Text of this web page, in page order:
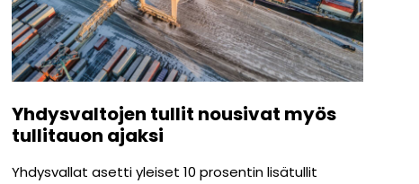
Yhdysvaltojen tullit nousivat myös
tullitauon ajaksi
Yhdysvallat asetti yleiset 10 prosentin lisätullit